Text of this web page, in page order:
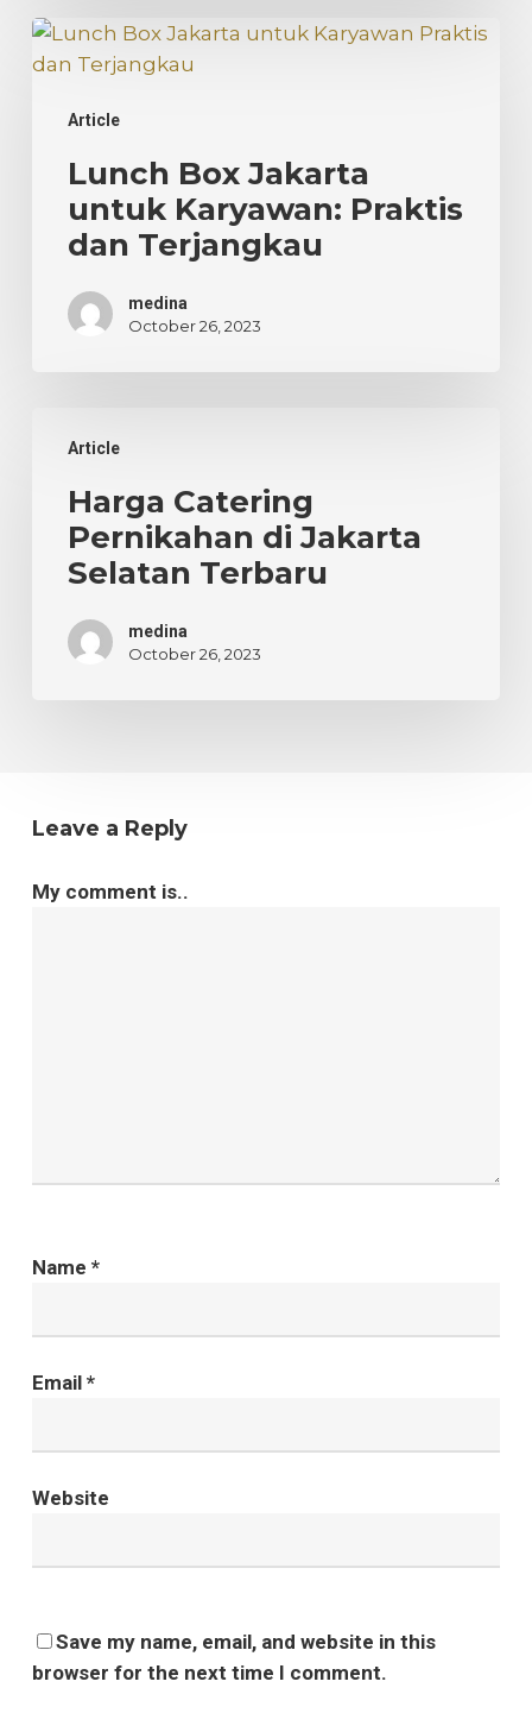
Article
Lunch
Box
untuk
Praktis
dan
Terjangkau
Lunch Box Jakarta
untuk Karyawan: Praktis
dan Terjangkau
medina
October 26, 2023
Article
Catering
Jakarta
Selatan
Harga Catering
Pernikahan di Jakarta
Selatan Terbaru
medina
October 26, 2023
Leave a Reply
My comment is..
Name *
Email *
Website
Save my name, email, and website in this
browser for the next time I comment.